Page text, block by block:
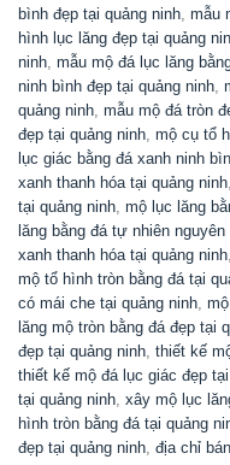
bình đẹp tại quảng ninh mẫu
hình lục lăng đẹp tại quảng
ninh mẫu mộ đá lục lăng
ninh bình đẹp tại quảng ninh
quảng ninh mẫu mộ đá tròn
đẹp tại quảng ninh mộ cụ tổ
lục giác bằng đá xanh ninh
xanh thanh hóa tại quảng ninh
tại quảng ninh mộ lục lăng
lăng bằng đá tự nhiên
xanh thanh hóa tại quảng ninh
mộ tổ hình tròn bằng đá tại
có mái che tại quảng ninh
lăng mộ tròn bằng đá đẹp tại
đẹp tại quảng ninh thiết kế
thiết kế mộ đá lục giác đẹp
tại quảng ninh xây mộ lục
hình tròn bằng đá tại quảng
đẹp tại quảng ninh địa chỉ